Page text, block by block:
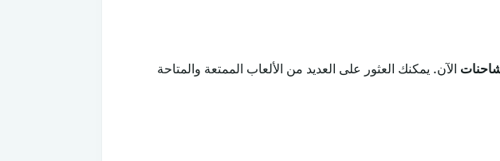
الآن. يمكنك العثور على العديد من الألعاب الممتعة والمتاحة